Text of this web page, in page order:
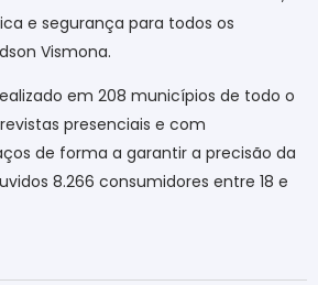
e segurança para todos os
Vismona.
em 208 municípios de todo o
presenciais e com
de forma a garantir a precisão da
8.266 consumidores entre 18 e